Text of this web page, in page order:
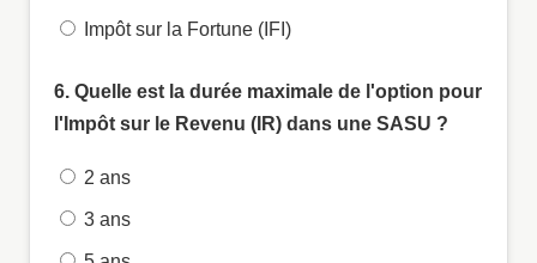
Impôt sur la Fortune (IFI)
6. Quelle est la durée maximale de l'option pour
l'Impôt sur le Revenu (IR) dans une SASU ?
2 ans
3 ans